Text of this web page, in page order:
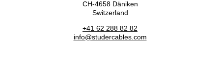
CH-4658 Däniken
Switzerland
+41 62 288 82 82
info@studercables.com